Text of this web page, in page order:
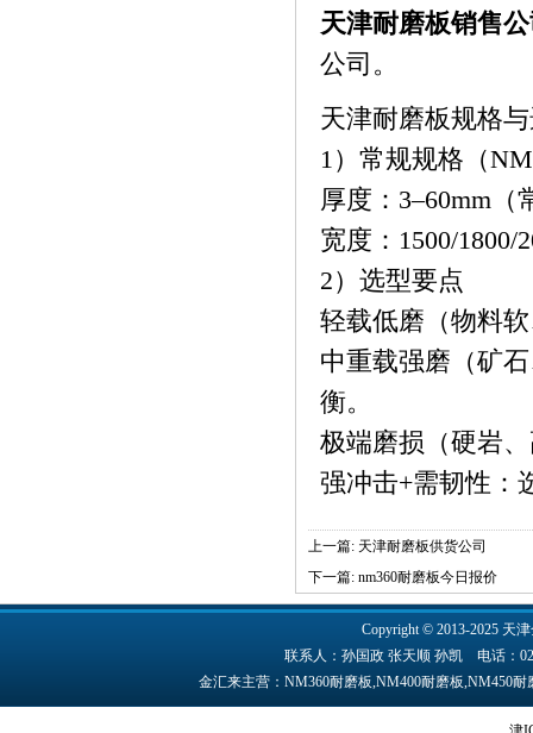
天津耐磨板销售
公司。
天津耐磨板规格
1）常规规格（
厚度：3–60mm（
宽度：1500/1800/
2）选型要点
轻载低磨（物料
中重载强磨（矿
衡。
极端磨损（硬岩
强冲击+需韧性：
上一篇: 天津耐磨板供货公司
下一篇: nm360耐磨板今日报价
Copyright © 2013-2025 天津
联系人：孙国政 张天顺 孙凯 电话：
金汇来主营：NM360耐磨板,NM400耐磨板,NM450